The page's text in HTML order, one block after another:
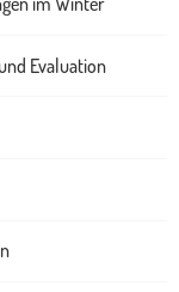
Evaluation